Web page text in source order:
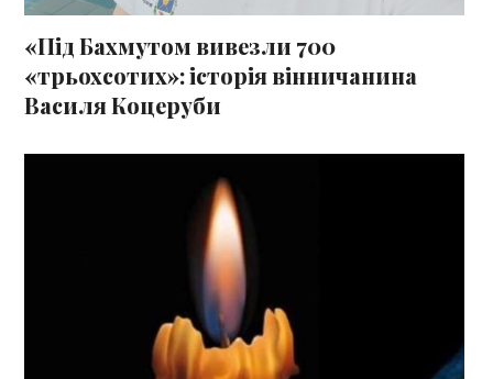
«Під Бахмутом вивезли 700
«трьохсотих»: історія вінничанина
Василя Коцеруби